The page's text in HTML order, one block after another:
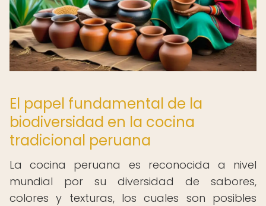
El papel fundamental de la
biodiversidad en la cocina
tradicional peruana
La cocina peruana es reconocida a nivel
mundial por su diversidad de sabores,
colores y texturas, los cuales son posibles